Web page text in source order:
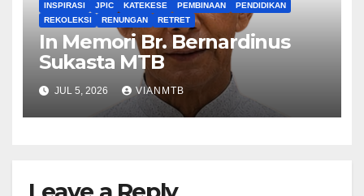
INSPIRASI JPIC KATEKESE PEMBINAAN
PENDIDIKAN
REKOLEKSI
RENUNGAN RETRET
In Memori Br. Bernardinus
Sukasta MTB
JUL 5, 2026 VIANMTB